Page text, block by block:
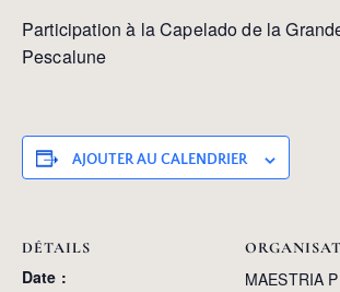
Participation à la Capelado de la
Pescalune
AJOUTER AU CALENDRIER
DÉTAILS
Date :
MAESTRIA